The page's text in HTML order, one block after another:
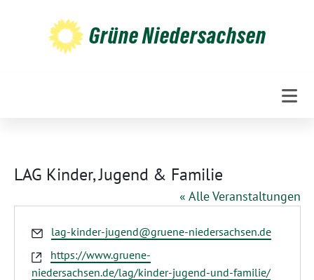
Grüne Niedersachsen
LAG Kinder, Jugend & Familie
« Alle Veranstaltungen
Email
lag-kinder-jugend@gruene-niedersachsen.de
Webseite
https://www.gruene-
niedersachsen.de/lag/kinder-jugend-und-familie/